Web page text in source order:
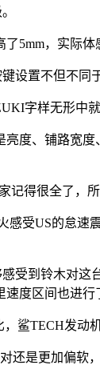
，实际体
置不但不同于
字样无形中就
、铺路宽度
得很全了，所
受US的怠速震
到铃木对这台
速度区间也进
TECH发动机
是更加偏软，